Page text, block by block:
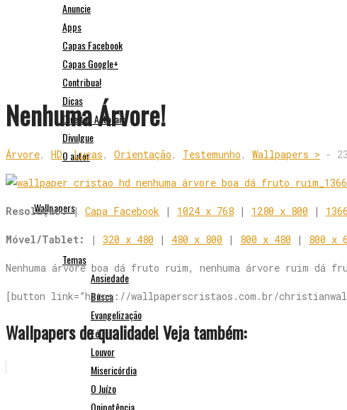
Anuncie
Apps
Capas Facebook
Capas Google+
Contribua!
Dicas
Direitos Autorais
Divulgue
O autor
Wallpapers
Temas
Ansiedade
Busca
Evangelização
Fé
Louvor
Misericórdia
O Juízo
Onipotência
Nenhuma Árvore!
Árvore, HD,Lucas , Orientação , Testemunho , Wallpapers > -
Resolução:| Capa Facebook | 1024 x 768 | 1280 x 800 |
Móvel/Tablet: | 320 x 480 | 480 x 800 | 800 x 480 | 800 x
Nenhuma árvore boa dá fruto ruim, nenhuma árvore ruim dá
[button link=”https://wallpaperscristaos.com.br/
Wallpapers de qualidade! Veja também: